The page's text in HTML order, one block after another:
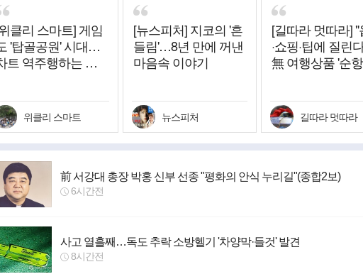
클리 스마트] 게임
'탑골공원' 시대…
트 역주행하는 그
위클리 스마트
[뉴스피처] 지코의 '흔
들림'…8년 만에 꺼낸
마음속 이야기
뉴스피처
[길따라 멋따라] "
·쇼핑·팁에 질린
無 여행상품 '순
길따라 멋따라
前 서강대 총장 박홍 신부 선종 "평화의 안식 누리길"(종합2보)
6시간전
사고 열흘째…독도 추락 소방헬기 '차양막·들것' 발견
8시간전